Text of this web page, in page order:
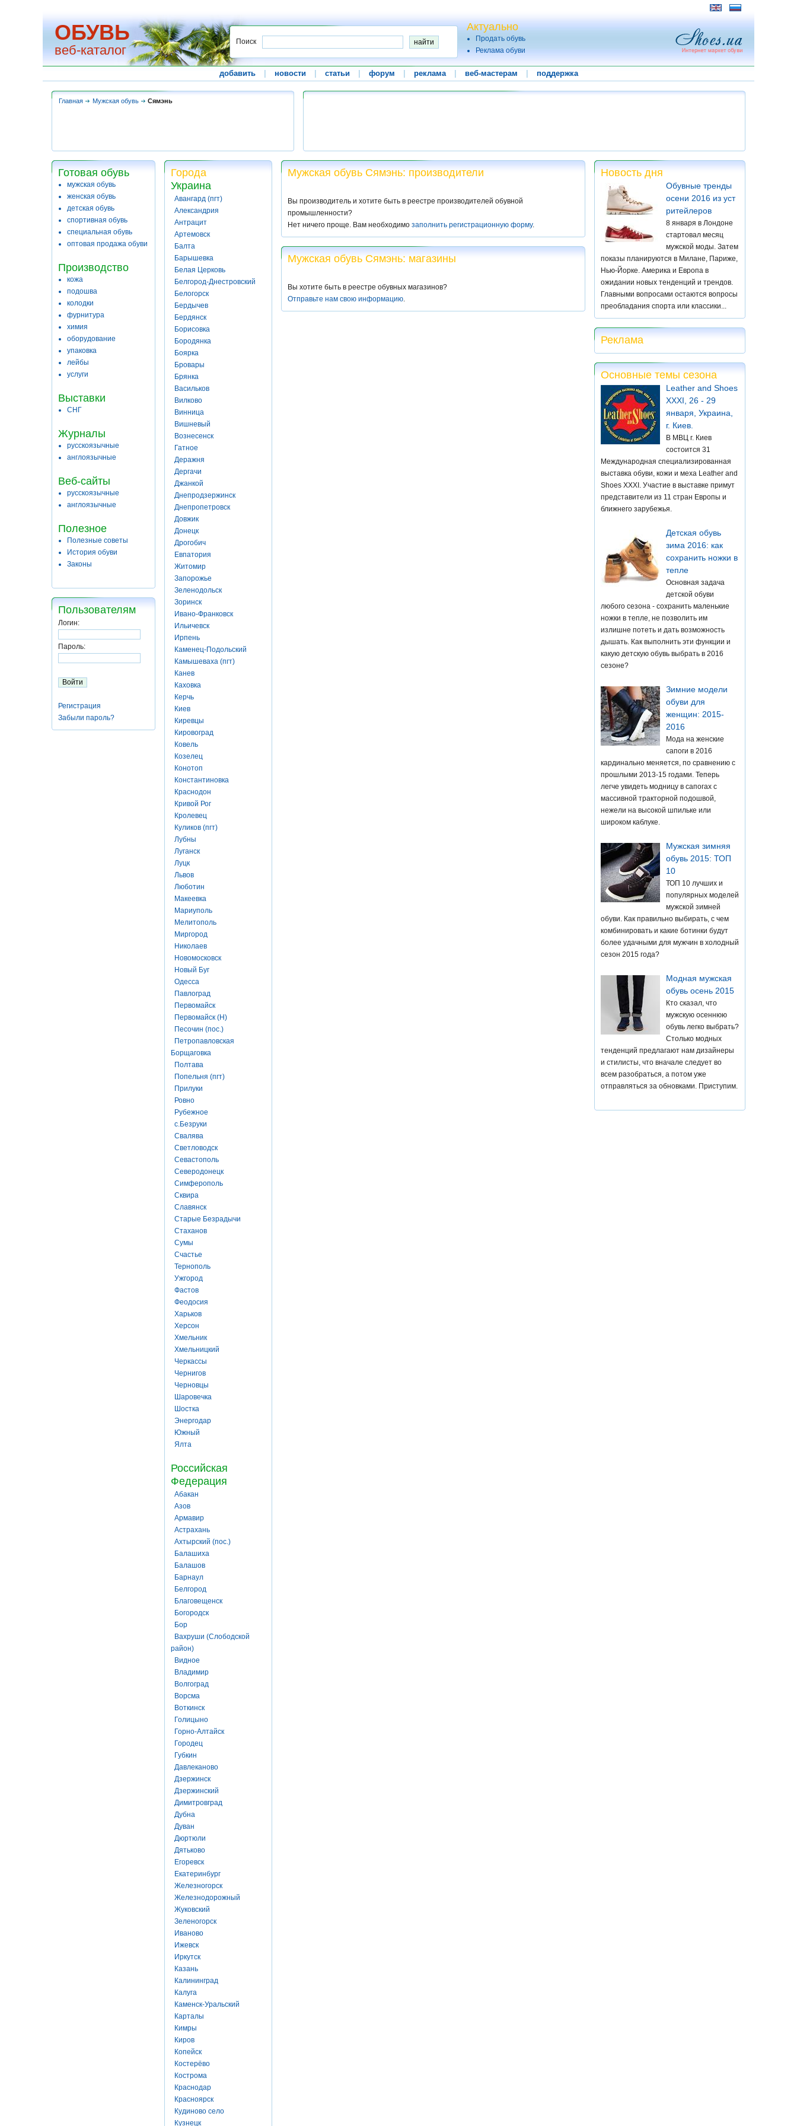
ОБУВЬ
веб-каталог
Поиск
Актуально
Продать обувь
Реклама обуви
добавить новости статьи форум реклама веб-мастерам поддержка
Главная Мужская обувь Сямэнь
Готовая обувь
мужская обувь
женская обувь
детская обувь
спортивная обувь
специальная обувь
оптовая продажа обуви
Производство
кожа
подошва
колодки
фурнитура
химия
оборудование
упаковка
лейбы
услуги
Выставки
СНГ
Журналы
русскоязычные
англоязычные
Веб-сайты
русскоязычные
англоязычные
Полезное
Полезные советы
История обуви
Законы
Пользователям
Логин:
Пароль:
Регистрация
Забыли пароль?
Города
Украина
Авангард (пгт)
Александрия
Антрацит
Артемовск
Балта
Барышевка
Белая Церковь
Белгород-Днестровский
Белогорск
Бердычев
Бердянск
Борисовка
Бородянка
Боярка
Бровары
Брянка
Васильков
Вилково
Винница
Вишневый
Вознесенск
Гатное
Деражня
Дергачи
Джанкой
Днепродзержинск
Днепропетровск
Довжик
Донецк
Дрогобич
Евпатория
Житомир
Запорожье
Зеленодольск
Зоринск
Ивано-Франковск
Ильичевск
Ирпень
Каменец-Подольский
Камышеваха (пгт)
Канев
Каховка
Керчь
Киев
Киревцы
Кировоград
Ковель
Козелец
Конотоп
Константиновка
Краснодон
Кривой Рог
Кролевец
Куликов (пгт)
Лубны
Луганск
Луцк
Львов
Люботин
Макеевка
Мариуполь
Мелитополь
Миргород
Николаев
Новомосковск
Новый Буг
Одесса
Павлоград
Первомайск
Первомайск (Н)
Песочин (пос.)
Петропавловская
Борщаговка
Полтава
Попельня (пгт)
Прилуки
Ровно
Рубежное
с.Безруки
Свалява
Светловодск
Севастополь
Северодонецк
Симферополь
Сквира
Славянск
Старые Безрадычи
Стаханов
Сумы
Счастье
Тернополь
Ужгород
Фастов
Феодосия
Харьков
Херсон
Хмельник
Хмельницкий
Черкассы
Чернигов
Черновцы
Шаровечка
Шостка
Энергодар
Южный
Ялта
Российская
Федерация
Абакан
Азов
Армавир
Астрахань
Ахтырский (пос.)
Балашиха
Балашов
Барнаул
Белгород
Благовещенск
Богородск
Бор
Вахруши (Слободской
район)
Видное
Владимир
Волгоград
Ворсма
Воткинск
Голицыно
Горно-Алтайск
Городец
Губкин
Давлеканово
Дзержинск
Дзержинский
Димитровград
Дубна
Дуван
Дюртюли
Дятьково
Егоревск
Екатеринбург
Железногорск
Железнодорожный
Жуковский
Зеленогорск
Иваново
Ижевск
Иркутск
Казань
Калининград
Калуга
Каменск-Уральский
Карталы
Кимры
Киров
Копейск
Костерёво
Кострома
Краснодар
Красноярск
Кудиново село
Кузнецк
Мужская обувь Сямэнь: производители
Вы производитель и хотите быть в реестре производителей обувной
промышленности?
Нет ничего проще. Вам необходимо заполнить регистрационную форму.
Мужская обувь Сямэнь: магазины
Вы хотите быть в реестре обувных магазинов?
Отправьте нам свою информацию.
Новость дня
Обувные тренды
осени 2016 из уст
ритейлеров
8 января в Лондоне
стартовал месяц
мужской моды. Затем
показы планируются в Милане, Париже,
Нью-Йорке. Америка и Европа в
ожидании новых тенденций и трендов.
Главными вопросами остаются вопросы
преобладания спорта или классики...
Реклама
Основные темы сезона
Leather and Shoes
XXXI, 26 - 29
января, Украина,
г. Киев.
В МВЦ г. Киев
состоится 31
Международная специализированная
выставка обуви, кожи и меха Leather and
Shoes XXXI. Участие в выставке примут
представители из 11 стран Европы и
ближнего зарубежья.
Детская обувь
зима 2016: как
сохранить ножки в
тепле
Основная задача
детской обуви
любого сезона - сохранить маленькие
ножки в тепле, не позволить им
излишне потеть и дать возможность
дышать. Как выполнить эти функции и
какую детскую обувь выбрать в 2016
сезоне?
Зимние модели
обуви для
женщин: 2015-
2016
Мода на женские
сапоги в 2016
кардинально меняется, по сравнению с
прошлыми 2013-15 годами. Теперь
легче увидеть модницу в сапогах с
массивной тракторной подошвой,
нежели на высокой шпильке или
широком каблуке.
Мужская зимняя
обувь 2015: ТОП
10
ТОП 10 лучших и
популярных моделей
мужской зимней
обуви. Как правильно выбирать, с чем
комбинировать и какие ботинки будут
более удачными для мужчин в холодный
сезон 2015 года?
Модная мужская
обувь осень 2015
Кто сказал, что
мужскую осеннюю
обувь легко выбрать?
Столько модных
тенденций предлагают нам дизайнеры
и стилисты, что вначале следует во
всем разобраться, а потом уже
отправляться за обновками. Приступим.